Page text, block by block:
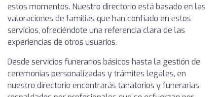
estos momentos. Nuestro directorio está basado en las
valoraciones de familias que han confiado en estos
servicios, ofreciéndote una referencia clara de las
experiencias de otros usuarios.
Desde servicios funerarios básicos hasta la gestión de
ceremonias personalizadas y trámites legales, en
nuestro directorio encontrarás tanatorios y funerarias